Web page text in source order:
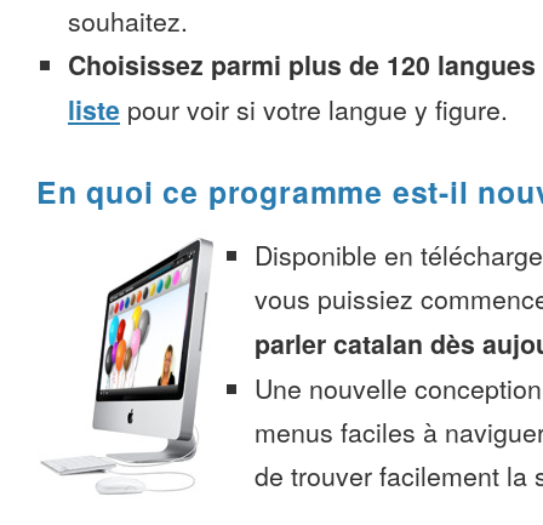
souhaitez.
Choisissez parmi plus de 120 langues
liste pour voir si votre langue y figure.
En quoi ce programme est-il
Disponible en
vous puissiez
parler catalan dès
Une nouvelle
menus faciles à
de trouver facilement la